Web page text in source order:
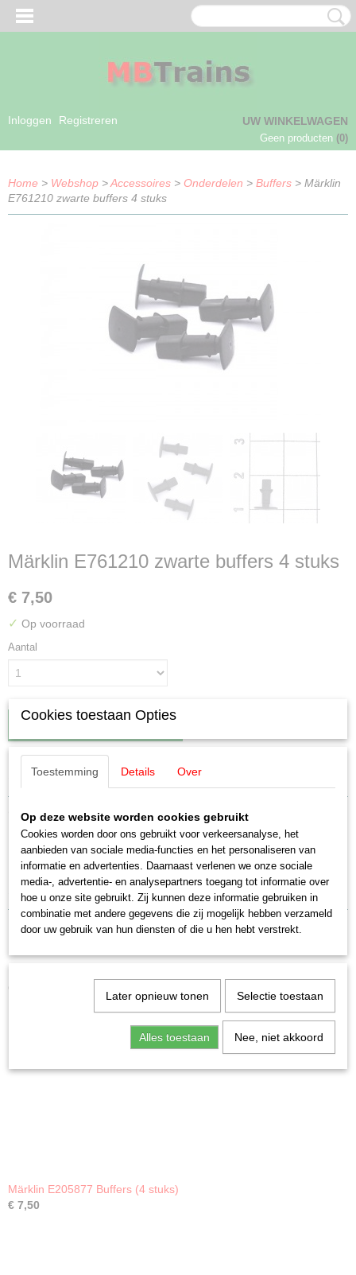
Inloggen Registreren UW WINKELWAGEN
Geen producten (0)
Home > Webshop >Accessoires > Onderdelen > Buffers > Märklin
E761210 zwarte buffers 4 stuks
Märklin E761210 zwarte buffers 4 stuks
€ 7,50
✓ Op voorraad
Aantal
IN WINKELWAGEN
Specificaties
4031111120963
Productcode leverancier
E761210
Schaal
H0 (1:87)
Staat
Nieuw
Omschrijving
Märklin E761210 zwarte buffers 4
stuks
Ook interessant
Märklin E205877 Buffers (4 stuks)
€ 7,50
Cookies toestaan Opties
Toestemming Details Over
Op deze website worden cookies gebruikt
Cookies worden door ons gebruikt voor verkeersanalyse, het
aanbieden van sociale media-functies en het personaliseren van
informatie en advertenties. Daarnaast verlenen we onze sociale
media-, advertentie- en analysepartners toegang tot informatie over
hoe u onze site gebruikt. Zij kunnen deze informatie gebruiken in
combinatie met andere gegevens die zij mogelijk hebben verzameld
door uw gebruik van hun diensten of die u hen hebt verstrekt.
Later opnieuw tonen Selectie toestaan
Alles toestaan Nee, niet akkoord